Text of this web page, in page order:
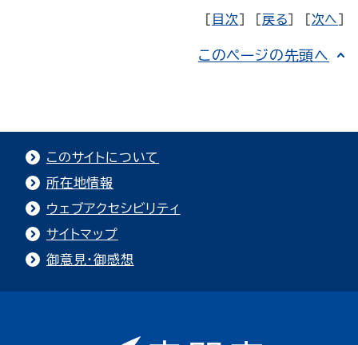
目次 戻る 次へ
このページの先頭へ
このサイトについて
所在地情報
ウェブアクセシビリティ
サイトマップ
御意見・御感想